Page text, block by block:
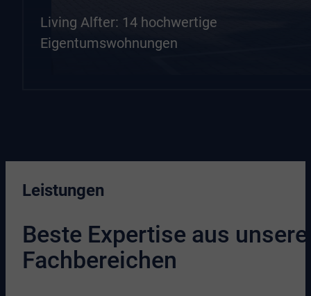
Living Alfter: 14 hochwertige
Eigentumswohnungen
Leistungen
Beste Expertise aus
Fachbereichen